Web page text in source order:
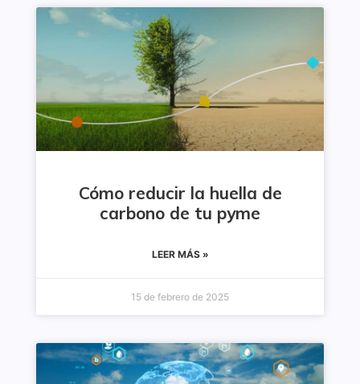
Cómo reducir la huella de
carbono de tu pyme
LEER MÁS »
15 de febrero de 2025